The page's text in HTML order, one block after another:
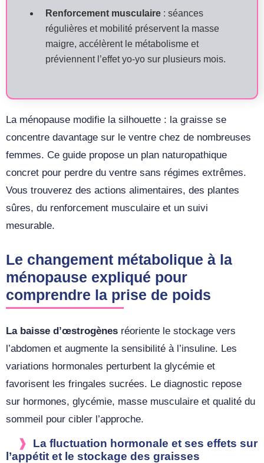
Renforcement musculaire : séances
régulières et mobilité préservent la masse
maigre, accélèrent le métabolisme et
préviennent l’effet yo-yo sur plusieurs mois.
La ménopause modifie la silhouette : la graisse se
concentre davantage sur le ventre chez de nombreuses
femmes. Ce guide propose un plan naturopathique
concret pour perdre du ventre sans régimes extrêmes.
Vous trouverez des actions alimentaires, des plantes
sûres, du renforcement musculaire et un suivi
mesurable.
Le changement métabolique à la
ménopause expliqué pour
comprendre la prise de poids
La baisse d’œstrogènes réoriente le stockage vers
l’abdomen et augmente la sensibilité à l’insuline. Les
variations hormonales perturbent la glycémie et
favorisent les fringales sucrées. Le diagnostic repose
sur hormones, glycémie, masse musculaire et qualité du
sommeil pour cibler l’approche.
La fluctuation hormonale et ses effets sur
l’appétit et le stockage des graisses